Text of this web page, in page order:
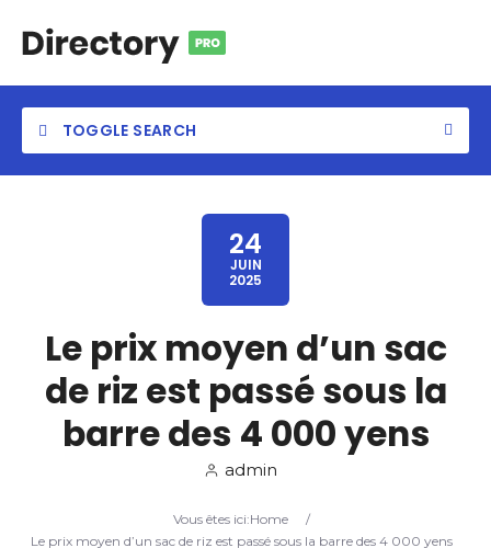
TOGGLE SEARCH
Search
24
JUIN
2025
Le prix moyen d’un sac
de riz est passé sous la
barre des 4 000 yens
admin
Vous êtes ici:Home
/
Le prix moyen d’un sac de riz est passé sous la barre des 4 000 yens